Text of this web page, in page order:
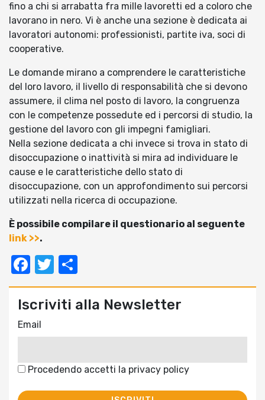
fino a chi si arrabatta fra mille lavoretti ed a coloro che
lavorano in nero. Vi è anche una sezione è dedicata ai
lavoratori autonomi: professionisti, partite iva, soci di
cooperative.
Le domande mirano a comprendere le caratteristiche
del loro lavoro, il livello di responsabilità che si devono
assumere, il clima nel posto di lavoro, la congruenza
con le competenze possedute ed i percorsi di studio, la
gestione del lavoro con gli impegni famigliari.
Nella sezione dedicata a chi invece si trova in stato di
disoccupazione o inattività si mira ad individuare le
cause e le caratteristiche dello stato di
disoccupazione, con un approfondimento sui percorsi
utilizzati nella ricerca di occupazione.
È possibile compilare il questionario al seguente
link >>.
Facebook
Twitter
Iscriviti alla Newsletter
Email
Procedendo accetti la privacy policy